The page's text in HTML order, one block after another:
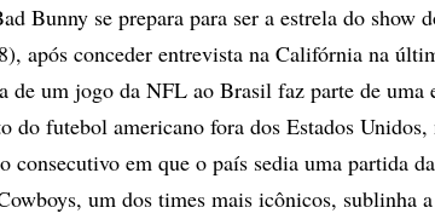
Bunny se prepara para ser a estrela do show
após conceder entrevista na Califórnia na
de um jogo da NFL ao Brasil faz parte de uma
do futebol americano fora dos Estados Unidos,
consecutivo em que o país sedia uma partida
um dos times mais icônicos, sublinha